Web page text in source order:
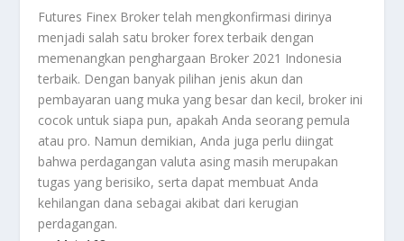
Futures Finex Broker telah mengkonfirmasi dirinya
menjadi salah satu broker forex terbaik dengan
memenangkan penghargaan Broker 2021 Indonesia
terbaik. Dengan banyak pilihan jenis akun dan
pembayaran uang muka yang besar dan kecil, broker ini
cocok untuk siapa pun, apakah Anda seorang pemula
atau pro. Namun demikian, Anda juga perlu diingat
bahwa perdagangan valuta asing masih merupakan
tugas yang berisiko, serta dapat membuat Anda
kehilangan dana sebagai akibat dari kerugian
perdagangan.